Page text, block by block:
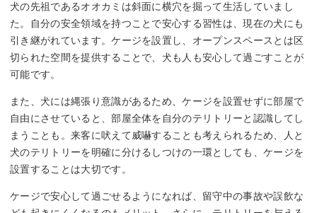
犬の先祖であるオオカミは斜面に横穴を掘って生活していまし
た。自分の安全領域を持つことで安心する習性は、現在の犬にも
引き継がれています。ケージを設置し、オープンスペースとは区
切られた空間を提供することで、犬も人も安心して過ごすことが
可能です。
また、犬には縄張り意識があるため、ケージを設置せずに部屋で
自由にさせていると、部屋全体を自分のテリトリーと認識してし
まうことも。来客に吠えて威嚇することも考えられるため、人と
犬のテリトリーを明確に分けるしつけの一環としても、ケージを
設置することは大切です。
ケージで安心して過ごせるようになれば、留守中の事故や誤飲な